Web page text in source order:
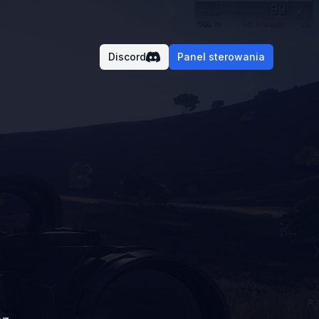
Discord Panel sterowania